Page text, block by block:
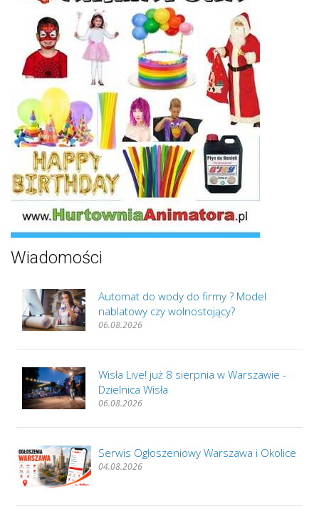
Wiadomości
Automat do wody do firmy ? Model
nablatowy czy wolnostojący?
06.08.2026
Wisła Live! już 8 sierpnia w Warszawie -
Dzielnica Wisła
06.08.2026
Serwis Ogłoszeniowy Warszawa i Okolice
04.08.2026